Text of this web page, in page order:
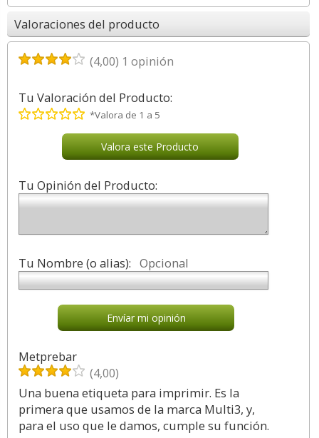
Valoraciones del producto
(4,00) 1 opinión
Tu Valoración del Producto:
*Valora de 1 a 5
Valora este Producto
Tu Opinión del Producto:
Tu Nombre (o alias): Opcional
Envíar mi opinión
Metprebar
(4,00)
Una buena etiqueta para imprimir. Es la
primera que usamos de la marca Multi3, y,
para el uso que le damos, cumple su función.